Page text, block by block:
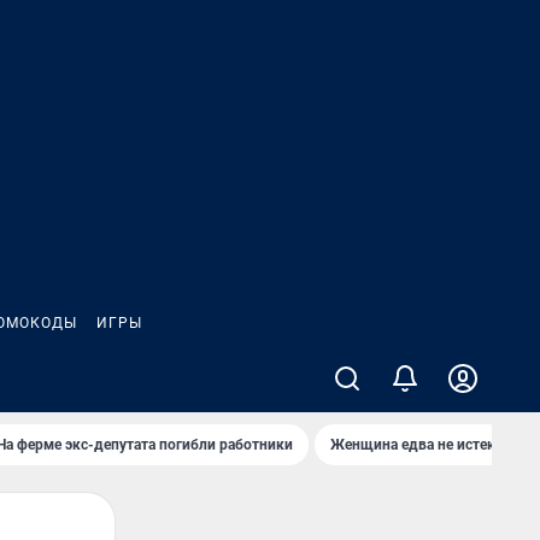
ИГРЫ
ферме экс-депутата погибли работники Женщина едва не истекла